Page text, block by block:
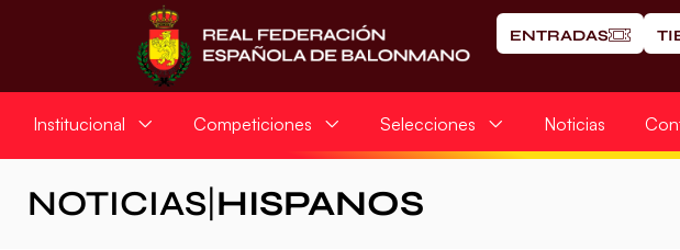
ENTRADAS
Institucional Competiciones Selecciones Noticias
NOTICIAS HISPANOS